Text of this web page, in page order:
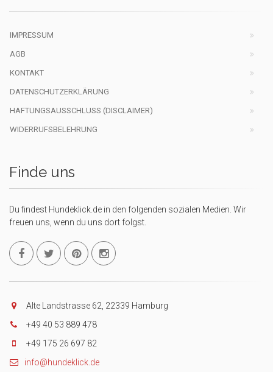
IMPRESSUM
AGB
KONTAKT
DATENSCHUTZERKLÄRUNG
HAFTUNGSAUSSCHLUSS (DISCLAIMER)
WIDERRUFSBELEHRUNG
Finde uns
Du findest Hundeklick.de in den folgenden sozialen Medien. Wir
freuen uns, wenn du uns dort folgst.
Alte Landstrasse 62, 22339 Hamburg
+49 40 53 889 478
+49 175 26 697 82
info@hundeklick.de